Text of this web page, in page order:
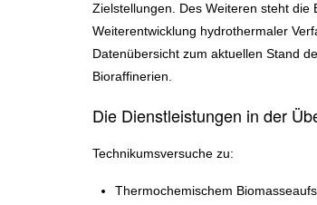
Zielstellungen. Des Weiteren steht
Weiterentwicklung hydrothermaler
Datenübersicht zum aktuellen Stand
Bioraffinerien.
Die Dienstleistungen in der
Technikumsversuche zu:
Thermochemischem